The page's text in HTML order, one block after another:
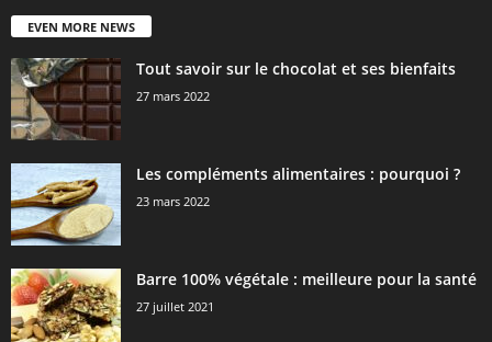
EVEN MORE NEWS
Tout savoir sur le chocolat et ses bienfaits
27 mars 2022
Les compléments alimentaires : pourquoi ?
23 mars 2022
Barre 100% végétale : meilleure pour la santé
27 juillet 2021